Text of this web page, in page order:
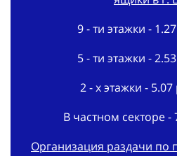
9 - ти этажки -
5 - ти этажки -
2 - х этажки -
В частном секторе -
Организация раздачи